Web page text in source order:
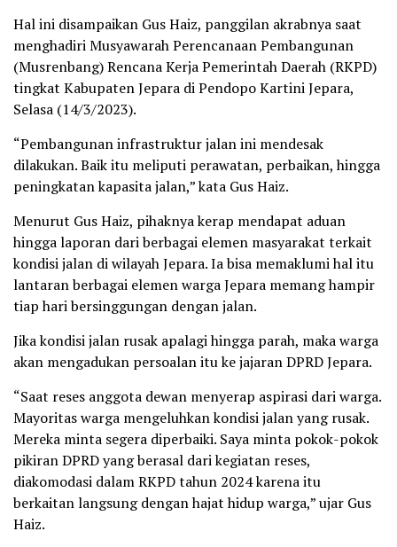
Hal ini disampaikan Gus Haiz, panggilan akrabnya saat
menghadiri Musyawarah Perencanaan Pembangunan
(Musrenbang) Rencana Kerja Pemerintah Daerah (RKPD)
tingkat Kabupaten Jepara di Pendopo Kartini Jepara,
Selasa (14/3/2023).
“Pembangunan infrastruktur jalan ini mendesak
dilakukan. Baik itu meliputi perawatan, perbaikan, hingga
peningkatan kapasita jalan,” kata Gus Haiz.
Menurut Gus Haiz, pihaknya kerap mendapat aduan
hingga laporan dari berbagai elemen masyarakat terkait
kondisi jalan di wilayah Jepara. Ia bisa memaklumi hal itu
lantaran berbagai elemen warga Jepara memang hampir
tiap hari bersinggungan dengan jalan.
Jika kondisi jalan rusak apalagi hingga parah, maka warga
akan mengadukan persoalan itu ke jajaran DPRD Jepara.
“Saat reses anggota dewan menyerap aspirasi dari warga.
Mayoritas warga mengeluhkan kondisi jalan yang rusak.
Mereka minta segera diperbaiki. Saya minta pokok-pokok
pikiran DPRD yang berasal dari kegiatan reses,
diakomodasi dalam RKPD tahun 2024 karena itu
berkaitan langsung dengan hajat hidup warga,” ujar Gus
Haiz.